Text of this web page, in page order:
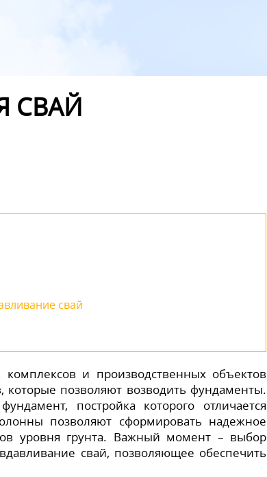
СВАЙ
свай
и производственных объектов
которые позволяют возводить фундаменты.
постройка которого отличается
позволяют сформировать надежное
уровня грунта. Важный момент – выбор
свай, позволяющее обеспечить